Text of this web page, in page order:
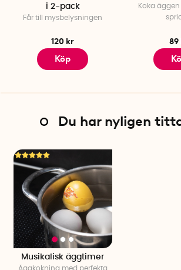
i 2-pack
Får till mysbelysningen
120 kr
Köp
Koka
89
Du har nyligen
Musikalisk äggtimer
Äggkokning med perfekta